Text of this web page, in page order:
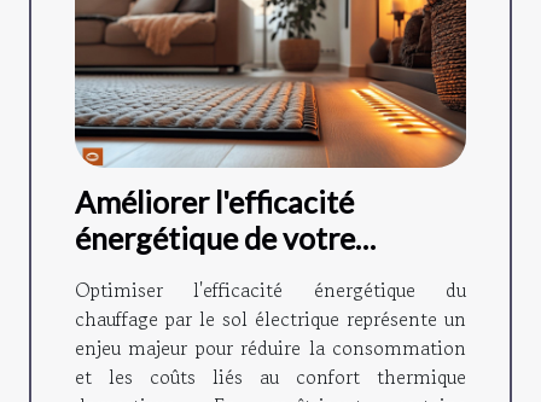
Améliorer l'efficacité
énergétique de votre
chauffage par le sol
électrique
Optimiser l'efficacité énergétique du
chauffage par le sol électrique représente un
enjeu majeur pour réduire la consommation
et les coûts liés au confort thermique